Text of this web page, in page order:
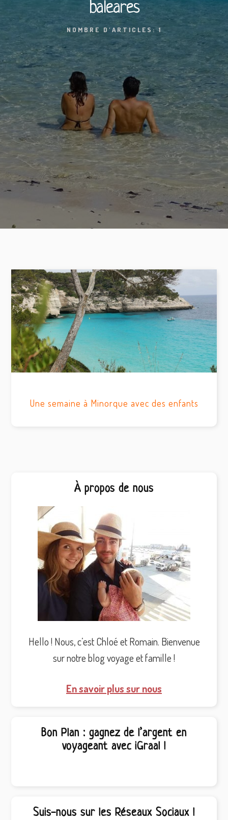
baleares
NOMBRE D'ARTICLES: 1
Une semaine à Minorque avec des enfants
principale
À propos de nous
Hello ! Nous, c’est Chloé et Romain. Bienvenue
sur notre blog voyage et famille !
En savoir plus sur nous
Bon Plan : gagnez de l’argent en
voyageant avec iGraal !
Suis-nous sur les Réseaux Sociaux !